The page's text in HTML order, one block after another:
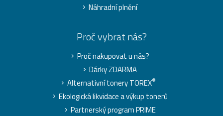
Náhradní plnění
Proč vybrat nás?
Proč nakupovat u nás?
Dárky ZDARMA
Alternativní tonery TOREX®
Ekologická likvidace a výkup tonerů
Partnerský program PRIME